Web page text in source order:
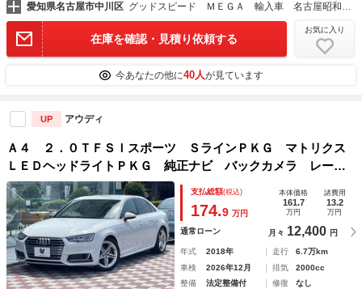
愛知県名古屋市中川区 グッドスピード ＭＥＧＡ 輸入車 名古屋昭和橋店
在庫を確認・見積り依頼する
お気に入り
今あなたの他に40人が見ています
UP アウディ
Ａ４ ２．０ＴＦＳＩスポーツ ＳラインＰＫＧ マトリクス
ＬＥＤヘッドライトＰＫＧ 純正ナビ バックカメラ レーダ
ークルーズコントロール ブラインドスポットモニター シー
トヒーター パワーシート アドバンスドキー 禁煙車 ＥＴ
Ｃ
支払総額(税込)
174.9 万円
本体価格
161.7
万円
諸費用
13.2
万円
通常ローン 月々 12,400 円
年式 2018年 走行
6.7万km
車検
2026年12月 排気
2000cc
整備
法定整備付 修復
なし